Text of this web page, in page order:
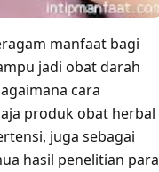
manfaat bagi
jadi obat darah
cara
produk obat herbal
juga sebagai
hasil penelitian para